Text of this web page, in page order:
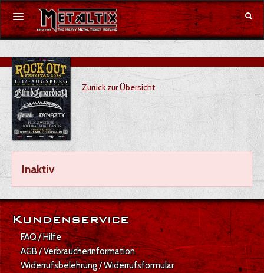
Konzerte
Festivals
Gutschein
Merchandise
DE
Anmelden
Zurück zur Übersicht
Inaktiv
Kundenservice
FAQ / Hilfe
AGB / Verbraucherinformation
Widerrufsbelehrung / Widerrufsformular